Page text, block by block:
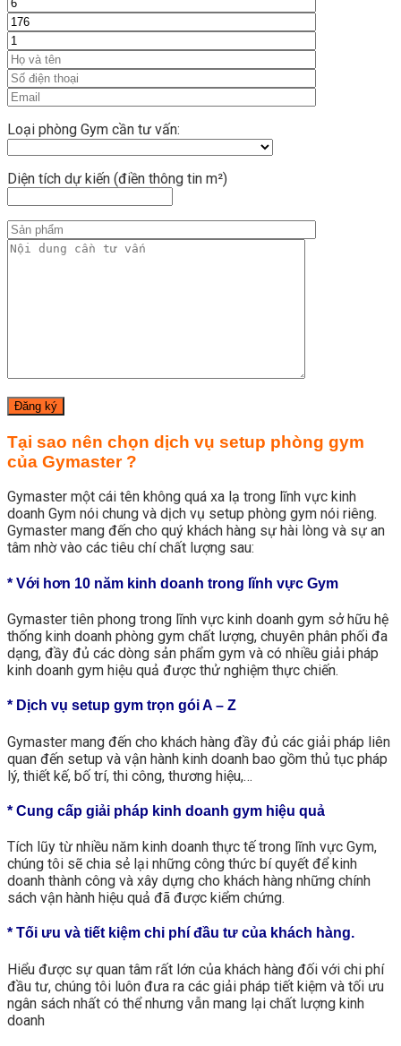
Loại phòng Gym cần tư vấn:
Diện tích dự kiến (điền thông tin m²)
Tại sao nên chọn dịch vụ setup phòng gym
của Gymaster ?
Gymaster một cái tên không quá xa lạ trong lĩnh vực kinh
doanh Gym nói chung và dịch vụ setup phòng gym nói riêng.
Gymaster mang đến cho quý khách hàng sự hài lòng và sự an
tâm nhờ vào các tiêu chí chất lượng sau:
* Với hơn 10 năm kinh doanh trong lĩnh vực Gym
Gymaster tiên phong trong lĩnh vực kinh doanh gym sở hữu hệ
thống kinh doanh phòng gym chất lượng, chuyên phân phối đa
dạng, đầy đủ các dòng sản phẩm gym và có nhiều giải pháp
kinh doanh gym hiệu quả được thử nghiệm thực chiến.
* Dịch vụ setup gym trọn gói A – Z
Gymaster mang đến cho khách hàng đầy đủ các giải pháp liên
quan đến setup và vận hành kinh doanh bao gồm thủ tục pháp
lý, thiết kế, bố trí, thi công, thương hiệu,…
* Cung cấp giải pháp kinh doanh gym hiệu quả
Tích lũy từ nhiều năm kinh doanh thực tế trong lĩnh vực Gym,
chúng tôi sẽ chia sẻ lại những công thức bí quyết để kinh
doanh thành công và xây dựng cho khách hàng những chính
sách vận hành hiệu quả đã được kiểm chứng.
* Tối ưu và tiết kiệm chi phí đầu tư của khách hàng.
Hiểu được sự quan tâm rất lớn của khách hàng đối với chi phí
đầu tư, chúng tôi luôn đưa ra các giải pháp tiết kiệm và tối ưu
ngân sách nhất có thể nhưng vẫn mang lại chất lượng kinh
doanh